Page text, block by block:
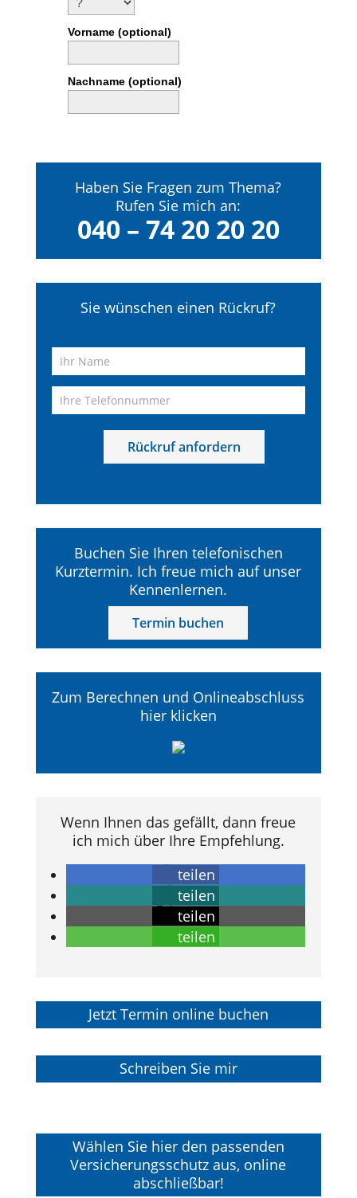
Vorname (optional)
Nachname (optional)
Haben Sie Fragen zum Thema?
Rufen Sie mich an:
040 – 74 20 20 20
Sie wünschen einen Rückruf?
Buchen Sie Ihren telefonischen
Kurztermin. Ich freue mich auf unser
Kennenlernen.
Termin buchen
Zum Berechnen und Onlineabschluss
hier klicken
Wenn Ihnen das gefällt, dann freue
ich mich über Ihre Empfehlung.
teilen
teilen
teilen
teilen
Jetzt Termin online buchen
Schreiben Sie mir
Wählen Sie hier den passenden
Versicherungsschutz aus, online
abschließbar!